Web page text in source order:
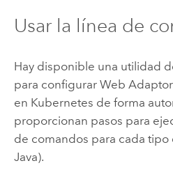
Usar la línea de
Hay disponible una utilidad
para configurar Web
en Kubernetes de forma
proporcionan pasos para
de comandos para cada tipo
Java).